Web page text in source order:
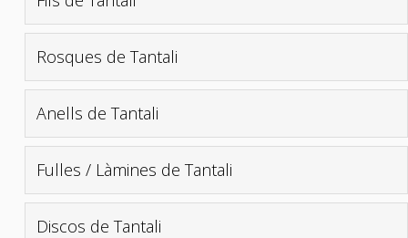
Rosques de Tantali
Anells de Tantali
Fulles / Làmines de Tantali
Discos de Tantali